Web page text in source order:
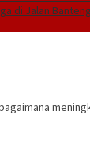
di Jalan Banteng